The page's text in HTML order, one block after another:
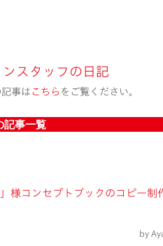
スタッフの日記
事は こちら をご覧ください。
記事一覧
」様コンセプトブックのコピー制
by